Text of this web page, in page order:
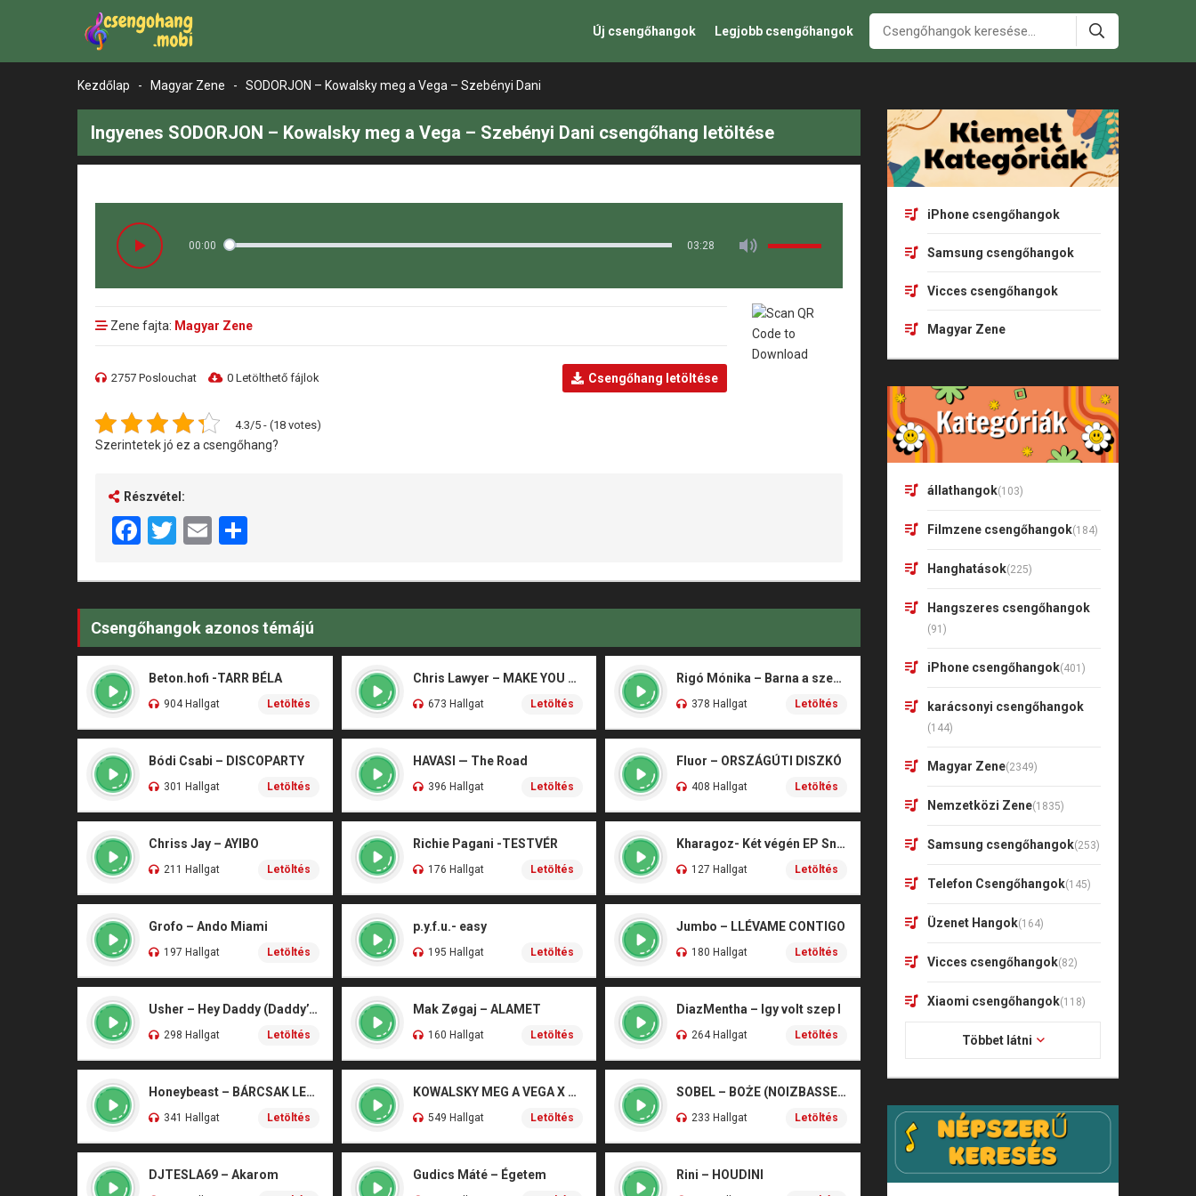
Új csengőhangok Legjobb csengőhangok
Kezdőlap - Magyar Zene - SODORJON – Kowalsky meg a Vega – Szebényi Dani
Ingyenes SODORJON – Kowalsky meg a Vega – Szebényi Dani csengőhang letöltése
00:00 03:28
Zene fajta: Magyar Zene
2757 Poslouchat 0 Letölthető fájlok Csengőhang letöltése
4.3/5 - (18 votes)
Szerintetek jó ez a csengőhang?
Részvétel:
Facebook
Twitter
Email
Csengőhangok azonos témájú
Beton.hofi -TARR BÉLA
904 Hallgat Letöltés
Chris Lawyer – MAKE YOU FLY
673 Hallgat Letöltés
Rigó Mónika – Barna a szeme
378 Hallgat Letöltés
Bódi Csabi – DISCOPARTY
301 Hallgat Letöltés
HAVASI — The Road
396 Hallgat Letöltés
Fluor – ORSZÁGÚTI DISZKÓ
408 Hallgat Letöltés
Chriss Jay – AYIBO
211 Hallgat Letöltés
Richie Pagani -TESTVÉR
176 Hallgat Letöltés
Kharagoz- Két végén EP Snitt
127 Hallgat Letöltés
Grofo – Ando Miami
197 Hallgat Letöltés
p.y.f.u.- easy
195 Hallgat Letöltés
Jumbo – LLÉVAME CONTIGO
180 Hallgat Letöltés
Usher – Hey Daddy (Daddy’s Home)
298 Hallgat Letöltés
Mak Zøgaj – ALAMET
160 Hallgat Letöltés
DiazMentha – Igy volt szep I
264 Hallgat Letöltés
Honeybeast – BÁRCSAK LENNÉK
341 Hallgat Letöltés
KOWALSKY MEG A VEGA X SZEBÉNYI DANI – CSÓNAK
549 Hallgat Letöltés
SOBEL – BOŻE (NOIZBASSES REMIX)
233 Hallgat Letöltés
DJTESLA69 – Akarom Gudics Máté – Égetem Rini – HOUDINI
iPhone csengőhangok
Samsung csengőhangok
Vicces csengőhangok
Magyar Zene
állathangok(103)
Filmzene csengőhangok(184)
Hanghatások(225)
Hangszeres csengőhangok
(91)
iPhone csengőhangok(401)
karácsonyi csengőhangok
(144)
Magyar Zene(2349)
Nemzetközi Zene(1835)
Samsung csengőhangok(253)
Telefon Csengőhangok(145)
Üzenet Hangok(164)
Vicces csengőhangok(82)
Xiaomi csengőhangok(118)
Többet látni